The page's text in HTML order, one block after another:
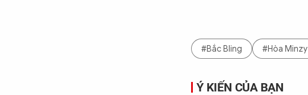
#Bắc Bling #Hòa Minzy
Ý KIẾN CỦA BẠN